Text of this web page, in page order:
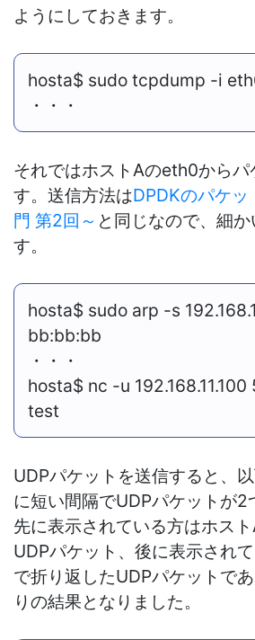
ようにしておきます。
hosta$ sudo tcpdump -i
・・・
それではホストAのeth0からパ
す。送信方法はDPDKのパケッ
門 第2回～ と同じなので、細
す。
hosta$ sudo arp -s
bb:bb:bb
・・・
hosta$ nc -u 192.168.11.100
test
UDPパケットを送信すると、
に短い間隔でUDPパケットが2
先に表示されている方はホス
UDPパケット、後に表示され
で折り返したUDPパケットで
りの結果となりました。